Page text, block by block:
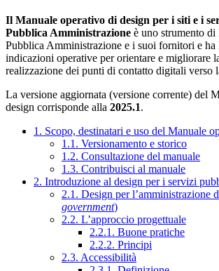
Il Manuale operativo di design per i siti e i
Pubblica Amministrazione è uno strumento
Pubblica Amministrazione e i suoi fornitori e
indicazioni operative per orientare e migliorare
realizzazione dei punti di contatto digitali verso
La versione aggiornata (versione corrente) del
design corrisponde alla 2025.1.
1. Scopo, destinatari e uso del Manuale
1.1. Versionamento e storico
1.2. Consultazione del manuale
1.3. Contribuisci al manuale
2. Introduzione al design per i servizi
2.1. Design per l’amministrazione
government)
2.2. L’approccio progettuale
2.2.1. Buone pratiche
2.2.2. Principi
2.3. Accessibilità